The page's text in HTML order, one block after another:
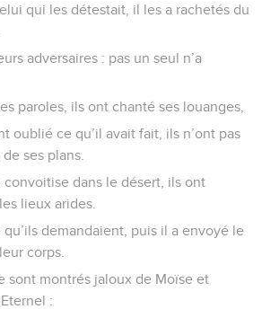
qui les détestait, il les a rachetés du
adversaires : pas un seul n’a
paroles, ils ont chanté ses louanges,
oublié ce qu’il avait fait, ils n’ont pas
ses plans.
convoitise dans le désert, ils ont
lieux arides.
demandaient, puis il a envoyé le
corps.
sont montrés jaloux de Moïse et
: